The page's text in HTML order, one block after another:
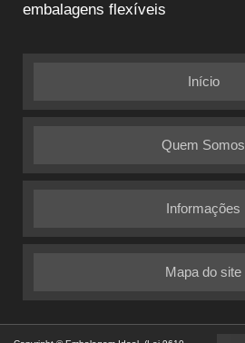
embalagens flexíveis
Início
Quem Somos
Informações
Mapa do site